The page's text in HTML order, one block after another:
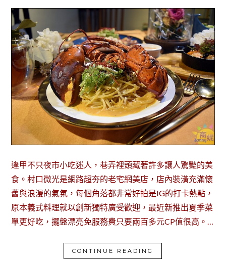
逢甲不只夜市小吃迷人，巷弄裡頭藏著許多讓人驚豔的美
食。村口微光是網路超夯的老宅網美店，店內裝潢充滿懷
舊與浪漫的氣氛，每個角落都非常好拍是IG的打卡熱點，
原本義式料理就以創新獨特廣受歡迎，最近新推出夏季菜
單更好吃，擺盤漂亮免服務費只要兩百多元CP值很高。…
CONTINUE READING